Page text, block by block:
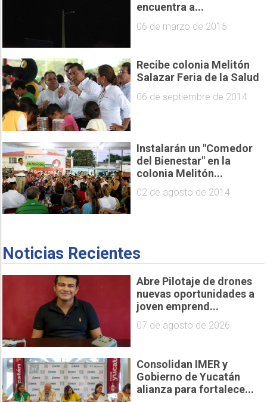
encuentra a...
06 de marzo de 2015
Recibe colonia Melitón
Salazar Feria de la Salud
06 de septiembre de 2014
Instalarán un "Comedor
del Bienestar" en la
colonia Melitón...
02 de agosto de 2014
Noticias Recientes
Abre Pilotaje de drones
nuevas oportunidades a
joven emprend...
07 de agosto de 2026
Consolidan IMER y
Gobierno de Yucatán
alianza para fortalece...